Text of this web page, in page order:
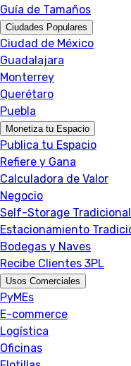
Guía de Tamaños
Ciudades Populares
Ciudad de México
Guadalajara
Monterrey
Querétaro
Puebla
Monetiza tu Espacio
Publica tu Espacio
Refiere y Gana
Calculadora de Valor
Negocio
Self-Storage Tradicional
Estacionamiento
Bodegas y Naves
Recibe Clientes 3PL
Usos Comerciales
PyMEs
E-commerce
Logística
Oficinas